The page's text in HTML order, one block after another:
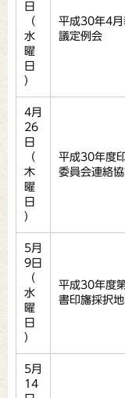
日
（
水
曜
日
）
平成30年4月
議定例会
4月
26
日
（
木
曜
日
）
平成30年度
委員会連絡
5月
9日
（
水
曜
日
）
平成30年度
書印旛採択
5月
14